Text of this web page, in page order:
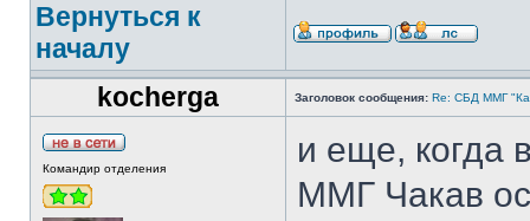
Вернуться к
началу
kocherga
Заголовок сообщения: Re: СБД ММГ
Командир отделения
и еще, когда
ММГ Чакав